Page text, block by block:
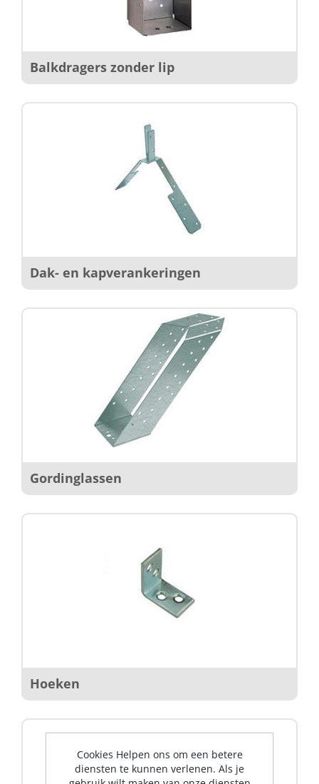
Balkdragers zonder lip
Dak- en kapverankeringen
Gordinglassen
Hoeken
Cookies Helpen ons om een betere
diensten te kunnen verlenen. Als je